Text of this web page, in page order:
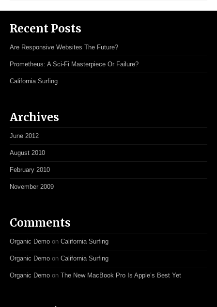
Recent Posts
Are Responsive Websites The Future?
Prometheus: A Sci-Fi Masterpiece Or Failure?
California Surfing
Archives
June 2012
August 2010
February 2010
November 2009
Comments
Organic Demo on California Surfing
Organic Demo on California Surfing
Organic Demo on The New MacBook Pro Is Apple’s Best Yet